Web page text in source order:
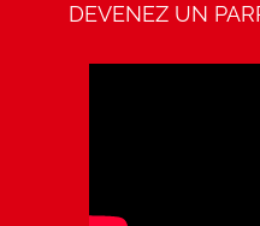
DEVENEZ UN